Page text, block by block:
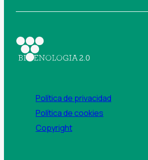
Política de privacidad
Política de cookies
Copyright